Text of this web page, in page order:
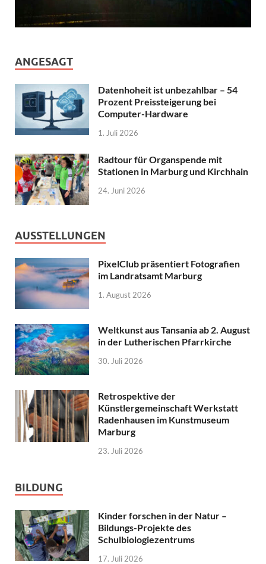
ANGESAGT
Datenhoheit ist unbezahlbar – 54
Prozent Preissteigerung bei
Computer-Hardware
1. Juli 2026
Radtour für Organspende mit
Stationen in Marburg und Kirchhain
24. Juni 2026
AUSSTELLUNGEN
PixelClub präsentiert Fotografien
im Landratsamt Marburg
1. August 2026
Weltkunst aus Tansania ab 2. August
in der Lutherischen Pfarrkirche
30. Juli 2026
Retrospektive der
Künstlergemeinschaft Werkstatt
Radenhausen im Kunstmuseum
Marburg
23. Juli 2026
BILDUNG
Kinder forschen in der Natur –
Bildungs-Projekte des
Schulbiologiezentrums
17. Juli 2026